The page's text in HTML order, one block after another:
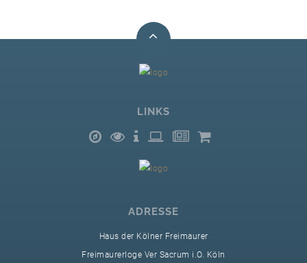
LINKS
ADRESSE
Haus der Kölner Freimaurer
Freimaurerloge Ver Sacrum i.O. Köln